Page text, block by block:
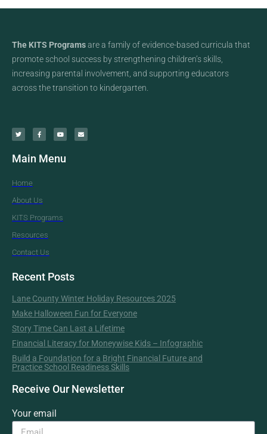
The KITS Programsare a family of evidence-based curricula that
promote school success by strengthening children’s skills,
increasing parental involvement, and supporting educators
across the transition to kindergarten.
Main Menu
Home
About Us
KITS Programs
Resources
Contact Us
Recent Posts
Lane County Winter Holiday Resources 2025
Make Halloween Fun for Everyone
Story Time Can Last a Lifetime
Financial Literacy for Moneywise Kids – Infographic
Build a Foundation for a Bright Financial Future and
Practice School Readiness Skills
Receive Our Newsletter
Your email